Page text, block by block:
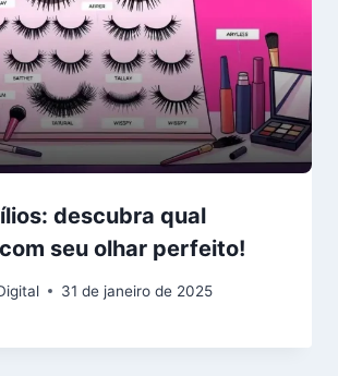
descubra qual
seu olhar perfeito!
31 de janeiro de 2025